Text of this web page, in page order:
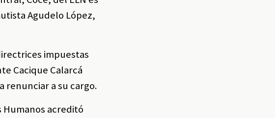
Agudelo López,
impuestas
Cacique Calarcá
renunciar a su cargo.
Humanos acreditó